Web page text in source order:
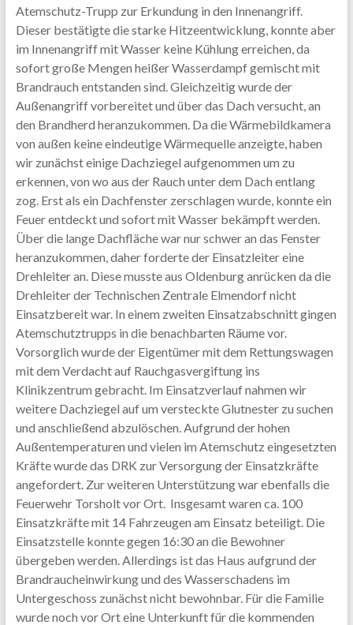
Atemschutz-Trupp zur Erkundung in den Innenangriff.
Dieser bestätigte die starke Hitzeentwicklung, konnte aber
im Innenangriff mit Wasser keine Kühlung erreichen, da
sofort große Mengen heißer Wasserdampf gemischt mit
Brandrauch entstanden sind. Gleichzeitig wurde der
Außenangriff vorbereitet und über das Dach versucht, an
den Brandherd heranzukommen. Da die Wärmebildkamera
von außen keine eindeutige Wärmequelle anzeigte, haben
wir zunächst einige Dachziegel aufgenommen um zu
erkennen, von wo aus der Rauch unter dem Dach entlang
zog. Erst als ein Dachfenster zerschlagen wurde, konnte ein
Feuer entdeckt und sofort mit Wasser bekämpft werden.
Über die lange Dachfläche war nur schwer an das Fenster
heranzukommen, daher forderte der Einsatzleiter eine
Drehleiter an. Diese musste aus Oldenburg anrücken da die
Drehleiter der Technischen Zentrale Elmendorf nicht
Einsatzbereit war. In einem zweiten Einsatzabschnitt gingen
Atemschutztrupps in die benachbarten Räume vor.
Vorsorglich wurde der Eigentümer mit dem Rettungswagen
mit dem Verdacht auf Rauchgasvergiftung ins
Klinikzentrum gebracht. Im Einsatzverlauf nahmen wir
weitere Dachziegel auf um versteckte Glutnester zu suchen
und anschließend abzulöschen. Aufgrund der hohen
Außentemperaturen und vielen im Atemschutz eingesetzten
Kräfte wurde das DRK zur Versorgung der Einsatzkräfte
angefordert. Zur weiteren Unterstützung war ebenfalls die
Feuerwehr Torsholt vor Ort. Insgesamt waren ca. 100
Einsatzkräfte mit 14 Fahrzeugen am Einsatz beteiligt. Die
Einsatzstelle konnte gegen 16:30 an die Bewohner
übergeben werden. Allerdings ist das Haus aufgrund der
Brandraucheinwirkung und des Wasserschadens im
Untergeschoss zunächst nicht bewohnbar. Für die Familie
wurde noch vor Ort eine Unterkunft für die kommenden